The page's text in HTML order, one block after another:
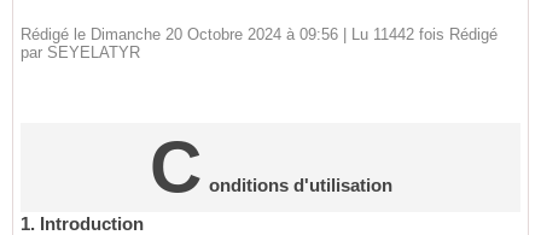
Rédigé le Dimanche 20 Octobre 2024 à 09:56 | Lu 11442 fois Rédigé
par SEYELATYR
C onditions d'utilisation
1. Introduction